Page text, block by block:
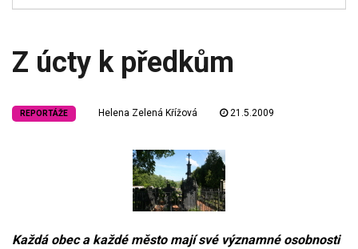
Z úcty k předkům
REPORTÁŽE Helena Zelená Křížová 21.5.2009
Každá obec a každé město mají své významné osobnosti